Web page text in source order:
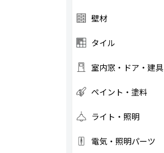
壁材
タイル
室内窓・ドア・建具
ペイント・塗料
ライト・照明
電気・照明パーツ